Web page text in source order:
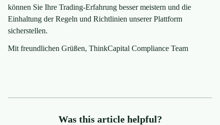
können Sie Ihre Trading-Erfahrung besser meistern und die
Einhaltung der Regeln und Richtlinien unserer Plattform
sicherstellen.
Mit freundlichen Grüßen, ThinkCapital Compliance Team
Was this article helpful?